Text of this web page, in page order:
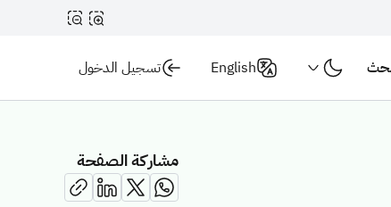
English تسجيل الدخول
مشاركة الصفحة